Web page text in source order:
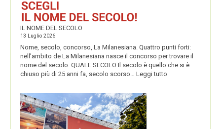
IL NOME DEL SECOLO
13 Luglio 2026
Nome, secolo, concorso, La Milanesiana. Quattro punti forti:
nell’ambito de La Milanesiana nasce il concorso per trovare il
nome del secolo. QUALE SECOLO Il secolo è quello che si è
chiuso più di 25 anni fa, secolo scorso… Leggi tutto